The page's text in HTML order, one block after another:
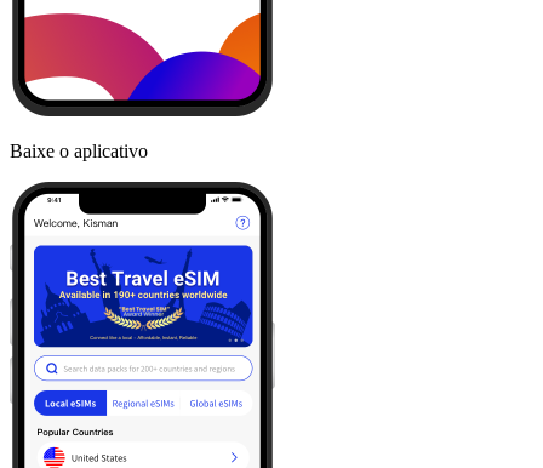
Baixe o aplicativo